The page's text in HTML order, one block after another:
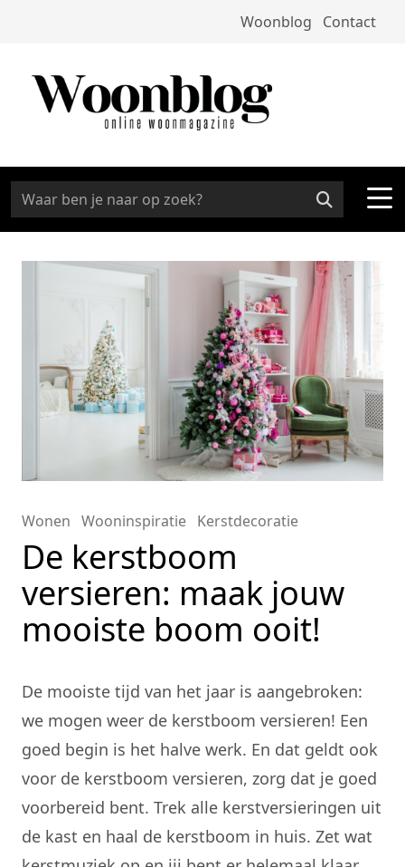
Woonblog Contact
Wonen Wooninspiratie Kerstdecoratie
De kerstboom
versieren: maak jouw
mooiste boom ooit!
De mooiste tijd van het jaar is aangebroken:
we mogen weer de kerstboom versieren! Een
goed begin is het halve werk. En dat geldt ook
voor de kerstboom versieren, zorg dat je goed
voorbereid bent. Trek alle kerstversieringen uit
de kast en haal de kerstboom in huis. Zet wat